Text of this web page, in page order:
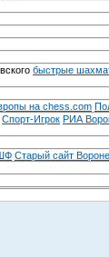
быстрые
на chess.com
Спорт-Игрок РИА
Старый сайт